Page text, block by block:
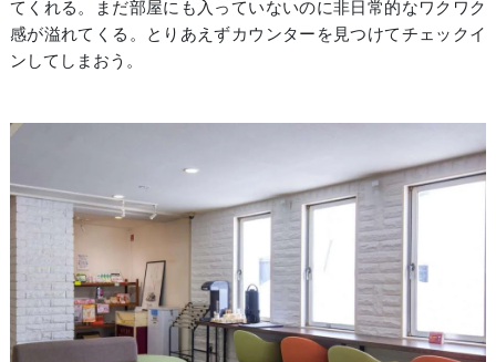
てくれる。まだ部屋にも入っていないのに非日常的なワクワク
感が溢れてくる。とりあえずカウンターを見つけてチェックイ
ンしてしまおう。